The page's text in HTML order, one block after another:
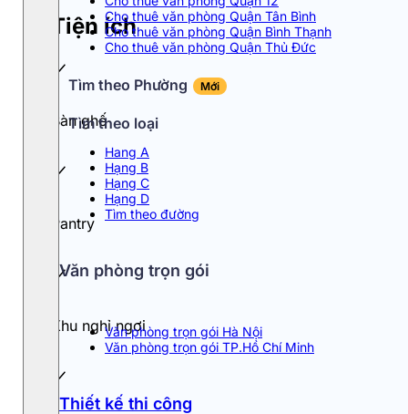
Cho thuê văn phòng Quận Tân Bình
Cho thuê văn phòng Quận Bình Thạnh
Cho thuê văn phòng Quận Thủ Đức
Tìm theo Phường Mới
Tìm theo loại
Hang A
Hạng B
Hạng C
Hạng D
Tìm theo đường
Văn phòng trọn gói
Văn phòng trọn gói Hà Nội
Văn phòng trọn gói TP.Hồ Chí Minh
Thiết kế thi công
Tiện ích
Bàn ghế
Pantry
Khu nghỉ ngơi